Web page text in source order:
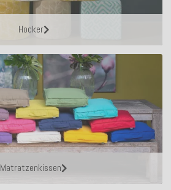
Hocker
Matratzenkissen